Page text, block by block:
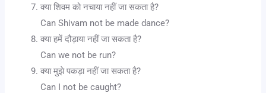
क्या शिवम को नचाया नहीं जा सकता है?
Can Shivam not be made dance?
क्या हमें दौड़ाया नहीं जा सकता है?
Can we not be run?
क्या मुझे पकड़ा नहीं जा सकता है?
Can I not be caught?